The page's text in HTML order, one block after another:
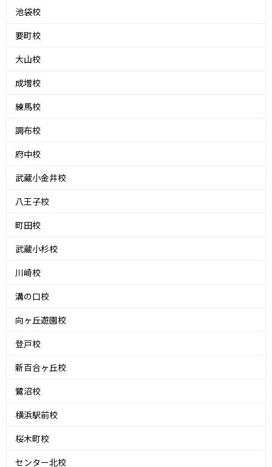
池袋校
要町校
大山校
成増校
練馬校
調布校
府中校
武蔵小金井校
八王子校
町田校
武蔵小杉校
川崎校
溝の口校
向ヶ丘遊園校
登戸校
新百合ヶ丘校
鷺沼校
横浜駅前校
桜木町校
センター北校